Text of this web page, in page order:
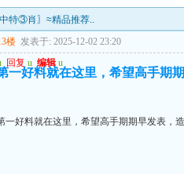
特③肖〗≈精品推荐..
楼 发表于: 2025-12-02 23:20
回复 u 编辑 u
一好料就在这里，希望高手期
一好料就在这里，希望高手期期早发表，